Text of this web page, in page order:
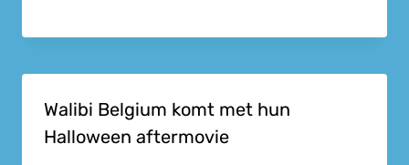
Walibi Belgium komt met hun
Halloween aftermovie